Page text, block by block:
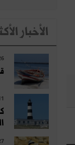
الأخبار